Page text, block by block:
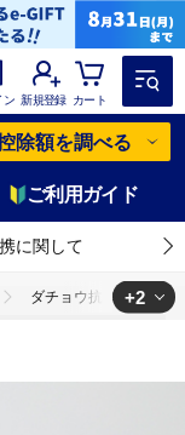
ン 新規登録 カート
除額を調べる
ご利用ガイド
に関して
ダチョウ抗体マスク
+2